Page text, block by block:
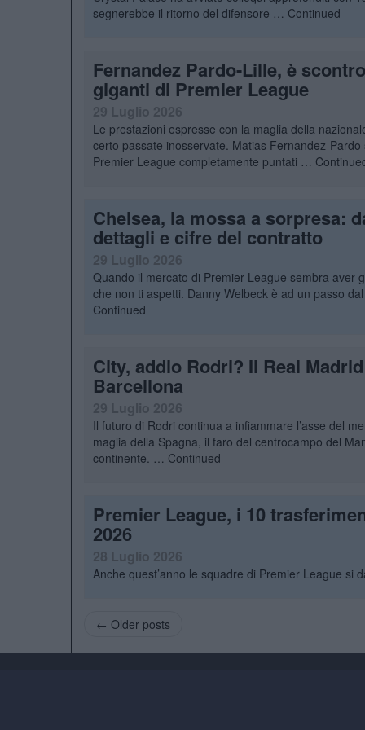
segnerebbe il ritorno del difensore … Continued
Fernandez Pardo-Lille, è
giganti di Premier League
Le prestazioni espresse con la maglia della
certo passate inosservate. Matias Fernandez-
Premier League completamente puntati …
Chelsea, la mossa a sorpresa:
dettagli e cifre del contratto
29 Luglio 2026
Quando il mercato di Premier League sembra aver
che non ti aspetti. Danny Welbeck è ad un passo
Continued
City, addio Rodri? Il Real
Barcellona
Il futuro di Rodri continua a infiammare l’asse del
maglia della Spagna, il faro del centrocampo del
continente. … Continued
Premier League, i 10
2026
28 Luglio 2026
Anche quest’anno le squadre di Premier League si
← Older posts